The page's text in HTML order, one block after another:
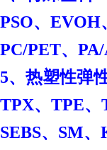
PSO、EVOH
PC/PET、PA/
5、热塑性弹
TPX、TPE、
SEBS、SM、